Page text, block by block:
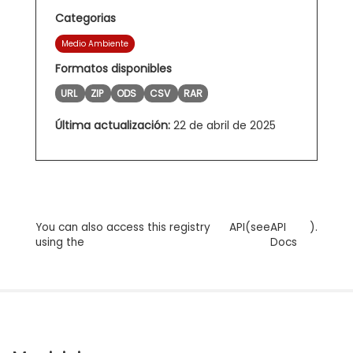
Categorias
Medio Ambiente
Formatos disponibles
URL ZIP ODS CSV RAR
Última actualización: 22 de abril de 2025
You can also access this registry
using the
API(seeAPI
Docs
).